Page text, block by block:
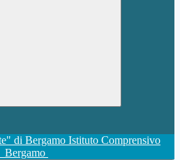
Istituto Comprensivo
Bergamo